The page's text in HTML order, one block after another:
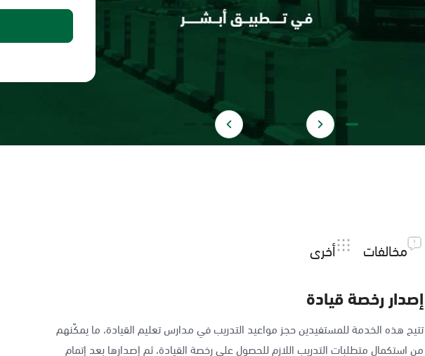
مخالفات أخرى
إصدار رخصة قيادة
تتيح هذه الخدمة للمستفيدين حجز مواعيد التدريب في مدارس تعليم القيادة، ما يمكّنهم
من استكمال متطلبات التدريب اللازم للحصول على رخصة القيادة، ثم إصدارها بعد إتمام